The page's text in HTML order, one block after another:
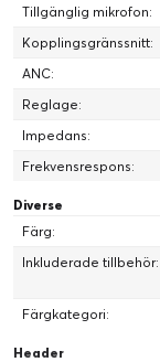
Tillgänglig mikrofon:
Kopplingsgränssnitt:
ANC:
Reglage:
Impedans:
Frekvensrespons:
Diverse
Färg:
Inkluderade tillbehör:
Färgkategori:
Header